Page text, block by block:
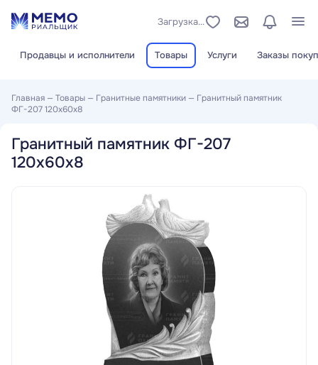
Продавцы и исполнители Товары Услуги Заказы
Загрузка...
Главная —Товары — Гранитные памятники — Гранитный памятник
ФГ-207 120x60x8
Гранитный памятник ФГ-207
120x60x8